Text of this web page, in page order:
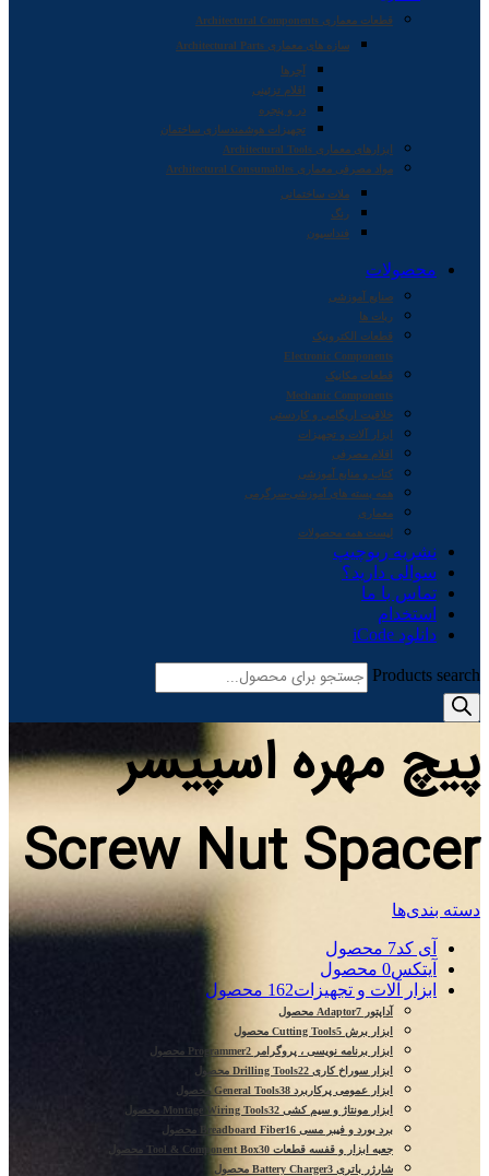
قطعات معماری Architectural Components
سازه های معماری Architectural Parts
آجرها
اقلام تزئینی
در و پنجره
تجهیزات هوشمندسازی ساختمان
ابزارهای معماری Architectural Tools
مواد مصرفی معماری Architectural Consumables
ملات ساختمانی
رنگ
فنداسیون
محصولات
صنایع آموزشی
ربات ها
قطعات الکترونیک
Electronic Components
قطعات مکانیک
Mechanic Components
خلاقیت اریگامی و کاردستی
ابزار آلات و تجهیزات
اقلام مصرفی
کتاب و منابع آموزشی
همه بسته های آموزشی-سرگرمی
معماری
لیست همه محصولات
نشریه ربوچیپ
سوالی دارید؟
تماس با ما
استخدام
دانلود iCode
Products search
پیچ مهره اسپیسر
Screw Nut Spacer
دسته بندی‌ها
آی کد7 محصول
آیتکس0 محصول
ابزار آلات و تجهیزات162 محصول
آداپتور Adaptor 7 محصول
ابزار برش Cutting Tools 5 محصول
ابزار برنامه نویسی ، پروگرامر Programmer 2 محصول
ابزار سوراخ کاری Drilling Tools 22 محصول
ابزار عمومی پرکاربرد General Tools 38 محصول
ابزار مونتاژ و سیم کشی Montage Wiring Tools 32 محصول
برد بورد و فیبر مسی Breadboard Fiber 16 محصول
جعبه ابزار و قفسه قطعات Tool & Component Box 30 محصول
شارژر باتری Battery Charger 3 محصول